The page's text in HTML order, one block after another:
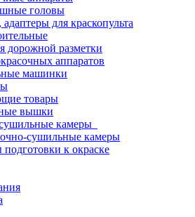
головы
адаптеры для краскопульта
разметки
аппаратов
машинки
товары
вышки
камеры
сушильные камеры
к окраске